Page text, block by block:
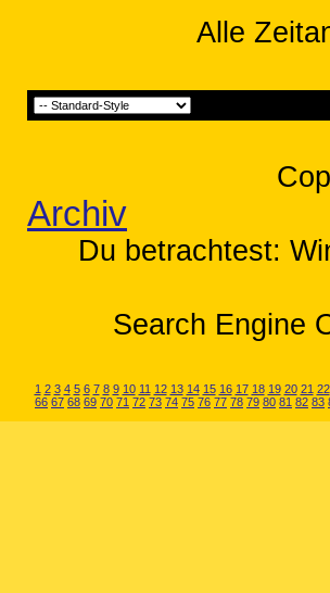
Alle
Archiv
Du betrachtest:
Search Engine
1 2 3 4 5 6 7 8 9 10 11 12 13 14 15 16 17 18 19 20 21 22
66 67 68 69 70 71 72 73 74 75 76 77 78 79 80 81 82 83